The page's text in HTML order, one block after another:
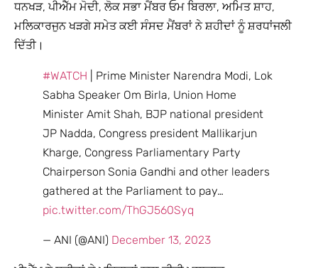
ਧਨਖੜ, ਪੀਐੱਮ ਮੋਦੀ, ਲੋਕ ਸਭਾ ਮੈਂਬਰ ਓਮ ਬਿਰਲਾ, ਅਮਿਤ ਸ਼ਾਹ,
ਮਲਿਕਾਰਜੁਨ ਖੜਗੇ ਸਮੇਤ ਕਈ ਸੰਸਦ ਮੈਂਬਰਾਂ ਨੇ ਸ਼ਹੀਦਾਂ ਨੂੰ ਸ਼ਰਧਾਂਜਲੀ
ਦਿੱਤੀ।
#WATCH | Prime Minister Narendra Modi, Lok
Sabha Speaker Om Birla, Union Home
Minister Amit Shah, BJP national president
JP Nadda, Congress president Mallikarjun
Kharge, Congress Parliamentary Party
Chairperson Sonia Gandhi and other leaders
gathered at the Parliament to pay…
pic.twitter.com/ThGJ560Syq
— ANI (@ANI) December 13, 2023